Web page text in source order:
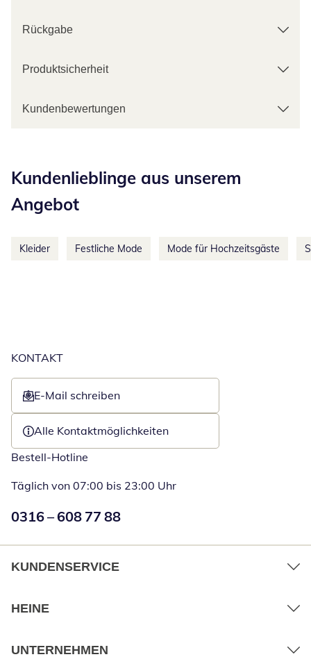
Rückgabe
Produktsicherheit
Kundenbewertungen
Kundenlieblinge aus unserem
Angebot
Kleider Festliche Mode Mode für Hochzeitsgäste
KONTAKT
E-Mail schreiben
Öffnet E-Mail-Client
Alle Kontaktmöglichkeiten
Bestell-Hotline
Täglich von 07:00 bis 23:00 Uhr
Numéro de téléphone:
0316 – 608 77 88
KUNDENSERVICE
HEINE
UNTERNEHMEN